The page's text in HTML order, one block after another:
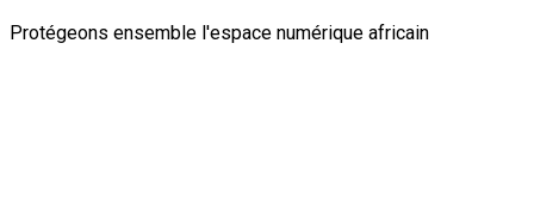
Protégeons ensemble l'espace numérique africain